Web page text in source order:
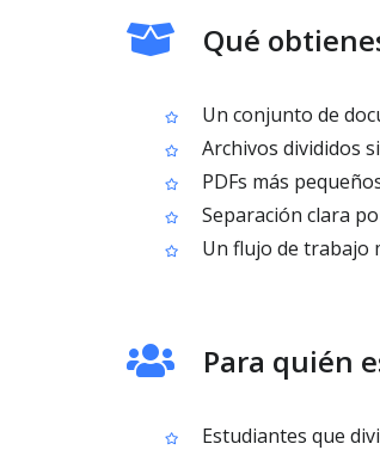
Qué
Un conjunto de
Archivos divididos
PDFs más
Separación clara
Un flujo de trabajo
Para quién
Estudiantes que